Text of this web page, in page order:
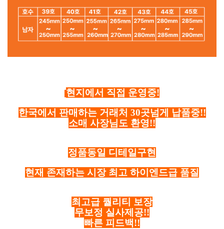
현지에서 직접 운영중!
한국에서 판매하는 거래처 30곳넘게 납품중!!
소매 사장님도 환영!!
정품동일 디테일구현
현재 존재하는 시장 최고 하이엔드급 품질
최고급 퀄리티 보장
무보정 실사제공!!
빠른 피드백!!